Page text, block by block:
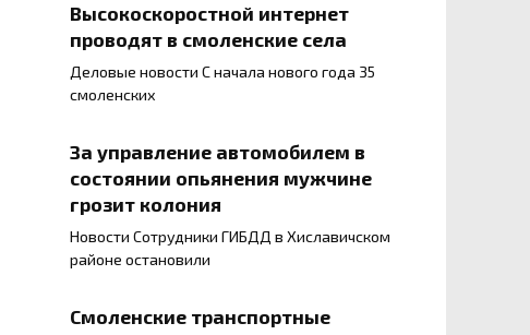
Высокоскоростной интернет
проводят в смоленские села
Деловые новости С начала нового года 35
смоленских
За управление автомобилем в
состоянии опьянения мужчине
грозит колония
Новости Сотрудники ГИБДД в Хиславичском
районе остановили
Смоленские транспортные